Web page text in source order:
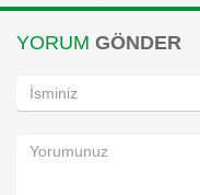
YORUM GÖNDER